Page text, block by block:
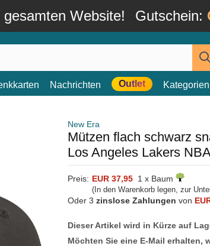
Website! Gutschein:
Nachrichten Outlet Kategorien
New Era
Mützen flach schwarz
Los Angeles Lakers
Preis: EUR 37,95 1 x Baum
(In den Warenkorb legen, zur
Oder 3 zinslose Zahlungen von
Dieser Artikel wird in Kürze auf
Möchten Sie eine E-Mail erhalten,